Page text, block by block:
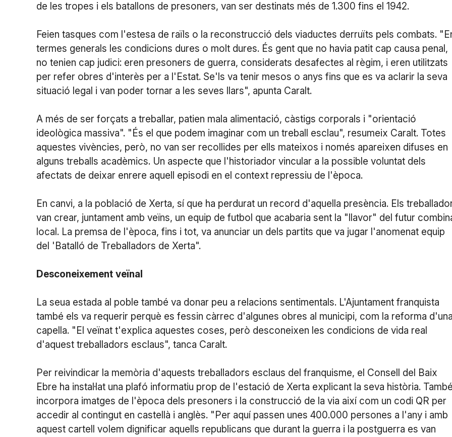
de les tropes i els batallons de presoners, van ser destinats més de 1.300 fins el 1942.
Feien tasques com l'estesa de raïls o la reconstrucció dels viaductes derruïts pels combats.
termes generals les condicions dures o molt dures. És gent que no havia patit cap causa penal,
no tenien cap judici: eren presoners de guerra, considerats desafectes al règim, i eren utilitzats
per refer obres d'interès per a l'Estat. Se'ls va tenir mesos o anys fins que es va aclarir la seva
situació legal i van poder tornar a les seves llars", apunta Caralt.
A més de ser forçats a treballar, patien mala alimentació, càstigs corporals i "orientació
ideològica massiva". "És el que podem imaginar com un treball esclau", resumeix Caralt. Totes
aquestes vivències, però, no van ser recollides per ells mateixos i només apareixen difuses en
alguns treballs acadèmics. Un aspecte que l'historiador vincular a la possible voluntat dels
afectats de deixar enrere aquell episodi en el context repressiu de l'època.
En canvi, a la població de Xerta, sí que ha perdurat un record d'aquella presència. Els
van crear, juntament amb veïns, un equip de futbol que acabaria sent la "llavor" del futur
local. La premsa de l'època, fins i tot, va anunciar un dels partits que va jugar l'anomenat equip
del 'Batalló de Treballadors de Xerta".
Desconeixement veïnal
La seua estada al poble també va donar peu a relacions sentimentals. L'Ajuntament franquista
també els va requerir perquè es fessin càrrec d'algunes obres al municipi, com la reforma
capella. "El veïnat t'explica aquestes coses, però desconeixen les condicions de vida real
d'aquest treballadors esclaus", tanca Caralt.
Per reivindicar la memòria d'aquests treballadors esclaus del franquisme, el Consell del Baix
Ebre ha instal·lat una plafó informatiu prop de l'estació de Xerta explicant la seva història.
incorpora imatges de l'època dels presoners i la construcció de la via així com un codi QR per
accedir al contingut en castellà i anglès. "Per aquí passen unes 400.000 persones a l'any i amb
aquest cartell volem dignificar aquells republicans que durant la guerra i la postguerra es van